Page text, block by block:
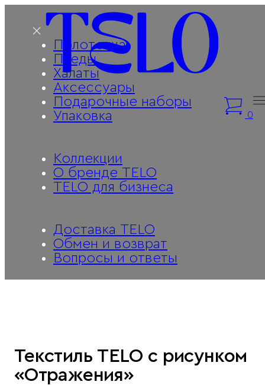
0
Полотенца
Пледы
Халаты
Аксессуары
Подарочные наборы
Упаковка
Коллекции
О бренде TELO
TELO для бизнеса
Доставка TELO
Обмен и возврат
Вопросы и ответы
Текстиль TELO с рисунком
«Отражения»